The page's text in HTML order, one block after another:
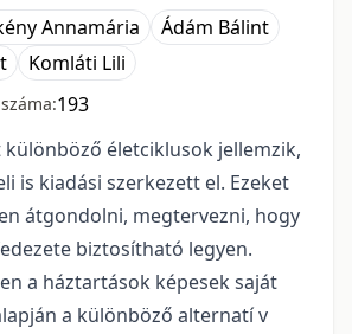
Annamária
Ádám Bálint
Komláti Lili
193
életciklusok jellemzik,
is kiadási szerkezett el. Ezeket
átgondolni, megtervezni, hogy
biztosítható legyen.
a háztartások képesek saját
a különböző alternatí v